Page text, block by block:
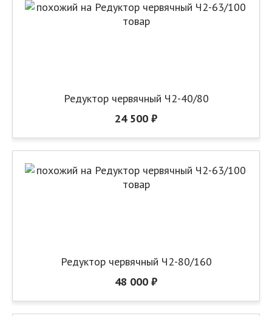
Редуктор червячный Ч2-40/80
24 500 ₽
Редуктор червячный Ч2-80/160
48 000 ₽